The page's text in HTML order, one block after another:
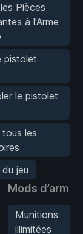
Pièces
à l'Arme
pistolet
le pistolet
les
jeu
Mods d’armes
Munitions
illimitées